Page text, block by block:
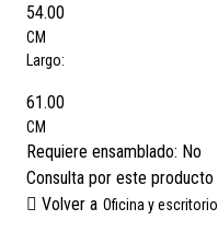
54.00
CM
Largo:
61.00
CM
Requiere ensamblado: No
Consulta por este producto
Volver a Oficina y escritorio